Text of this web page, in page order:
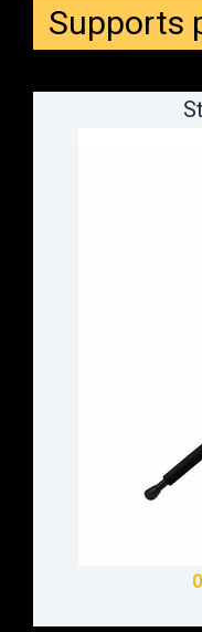
Supports